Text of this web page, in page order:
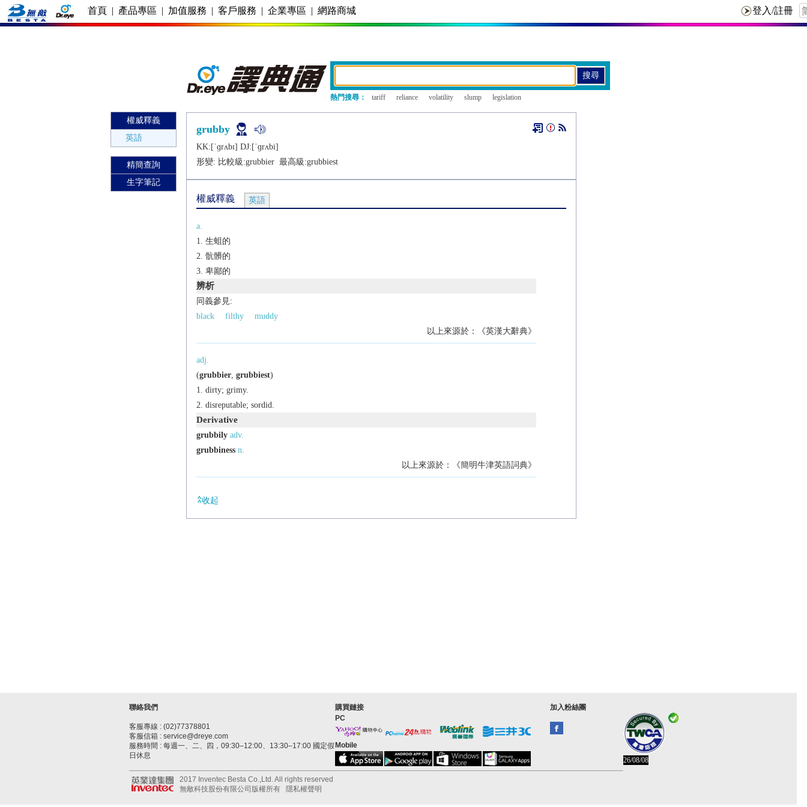
首頁 | 產品專區 | 加值服務 | 客戶服務 | 企業專區 | 網路商城
熱門搜尋： tariff reliance volatility slump legislation
權威釋義
英語
精簡查詢
生字筆記
grubby
KK:[ˈɡrʌbɪ] DJ:[ˈɡrʌbi]
形變: 比較級:grubbier最高級:grubbiest
權威釋義 英語
a.
生蛆的
骯髒的
卑鄙的
辨析
同義參見:
black
filthy
muddy
以上來源於：《英漢大辭典》
adj.
(grubbier, grubbiest)
dirty; grimy.
disreputable; sordid.
Derivative
grubbily adv.
grubbiness n.
以上來源於：《簡明牛津英語詞典》
收起
聯絡我們
客服專線 : (02)77378801
客服信箱 : service@dreye.com
服務時間 : 每週一、二、四，09:30–12:00、13:30–17:00 國定假
日休息
購買鏈接
PC
Mobile
加入粉絲團
26/08/08
2017 Inventec Besta Co.,Ltd. All rights reserved
無敵科技股份有限公司版權所有
隱私權聲明